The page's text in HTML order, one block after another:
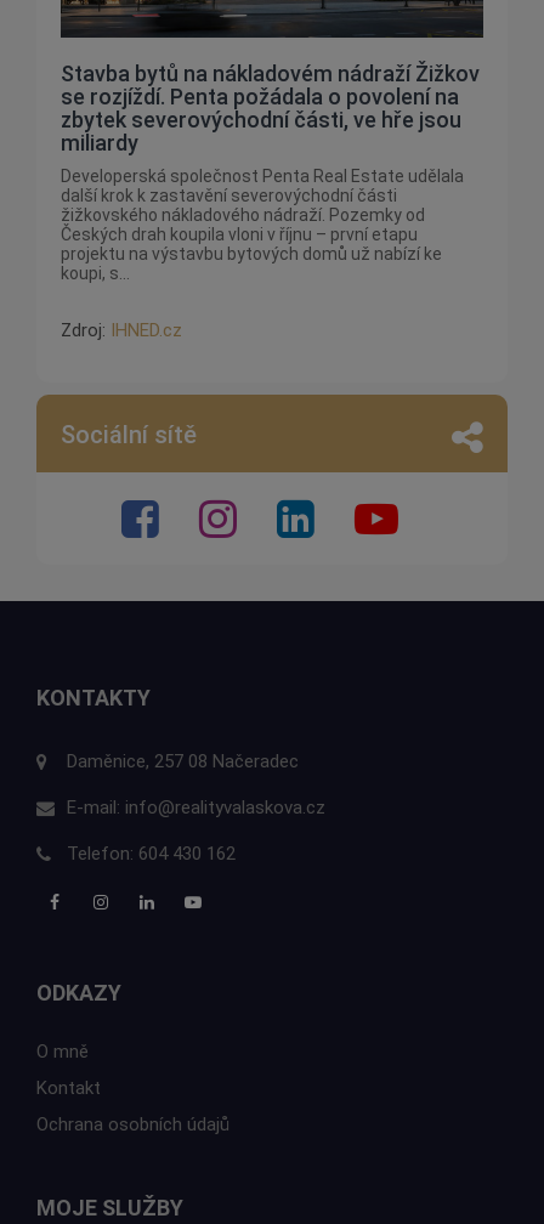
Stavba bytů na nákladovém nádraží Žižkov
se rozjíždí. Penta požádala o povolení na
zbytek severovýchodní části, ve hře jsou
miliardy
Developerská společnost Penta Real Estate udělala
další krok k zastavění severovýchodní části
žižkovského nákladového nádraží. Pozemky od
Českých drah koupila vloni v říjnu – první etapu
projektu na výstavbu bytových domů už nabízí ke
koupi, s...
Zdroj: IHNED.cz
Sociální sítě
KONTAKTY
Daměnice, 257 08 Načeradec
E-mail: info@realityvalaskova.cz
Telefon: 604 430 162
ODKAZY
O mně
Kontakt
Ochrana osobních údajů
MOJE SLUŽBY